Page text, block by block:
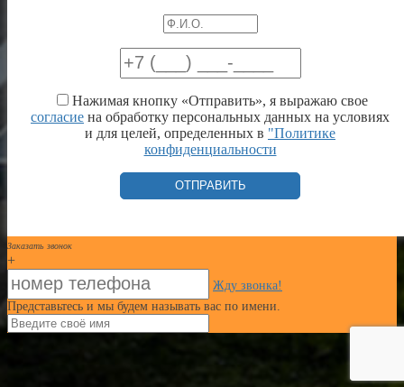
Нажимая кнопку «Отправить», я выражаю свое
согласие на обработку персональных данных на условиях
и для целей, определенных в "Политике
конфиденциальности
Заказать звонок
+
Жду звонка!
Представьтесь и мы будем называть вас по имени.